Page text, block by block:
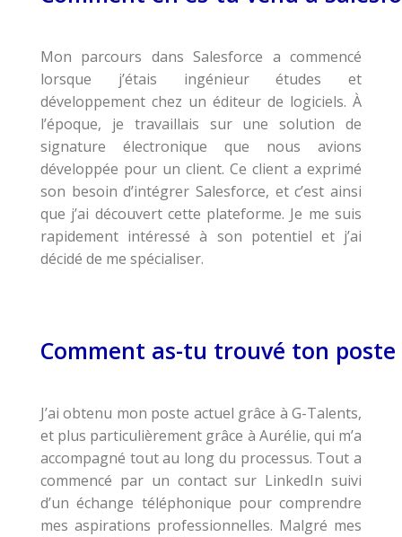
Mon parcours dans Salesforce a commencé
lorsque j’étais ingénieur études et
développement chez un éditeur de logiciels. À
l’époque, je travaillais sur une solution de
signature électronique que nous avions
développée pour un client. Ce client a exprimé
son besoin d’intégrer Salesforce, et c’est ainsi
que j’ai découvert cette plateforme. Je me suis
rapidement intéressé à son potentiel et j’ai
décidé de me spécialiser.
Comment as-tu trouvé ton poste
J’ai obtenu mon poste actuel grâce à G-Talents,
et plus particulièrement grâce à Aurélie, qui m’a
accompagné tout au long du processus. Tout a
commencé par un contact sur LinkedIn suivi
d’un échange téléphonique pour comprendre
mes aspirations professionnelles. Malgré mes